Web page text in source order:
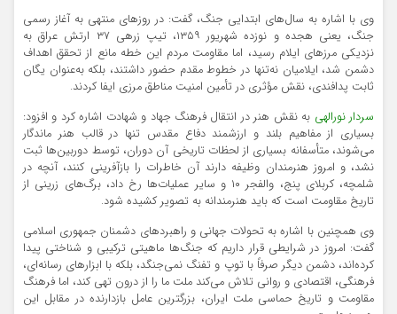
وی با اشاره به سال‌های ابتدایی جنگ، گفت: در روزهای منتهی به آغاز رسمی
جنگ، یعنی هجده و نوزده شهریور ۱۳۵۹، تیپ زرهی ۳۷ ارتش عراق به
نزدیکی مرزهای ایلام رسید، اما مقاومت مردم این خطه مانع از تحقق اهداف
دشمن شد، ایلامیان نه‌تنها در خطوط مقدم حضور داشتند، بلکه به‌عنوان یگان
ثابت پدافندی، نقش مؤثری در تأمین امنیت مناطق مرزی ایفا کردند.
سردار نورالهی به نقش هنر در انتقال فرهنگ جهاد و شهادت اشاره کرد و افزود:
بسیاری از مفاهیم بلند و ارزشمند دفاع مقدس تنها در قالب هنر ماندگار
می‌شوند، متأسفانه بسیاری از لحظات تاریخی آن دوران، توسط دوربین‌ها ثبت
نشد، و امروز هنرمندان وظیفه دارند آن خاطرات را بازآفرینی کنند، آنچه در
شلمچه، کربلای پنج، والفجر ۱۰ و سایر عملیات‌ها رخ داد، برگ‌های زرینی از
تاریخ مقاومت است که باید هنرمندانه به تصویر کشیده شود.
وی همچنین با اشاره به تحولات جهانی و راهبردهای دشمنان جمهوری اسلامی
گفت: امروز در شرایطی قرار داریم که جنگ‌ها ماهیتی ترکیبی و شناختی پیدا
کرده‌اند، دشمن دیگر صرفاً با توپ و تفنگ نمی‌جنگد، بلکه با ابزارهای رسانه‌ای،
فرهنگی، اقتصادی و روانی تلاش می‌کند ملت ما را از درون تهی کند، اما فرهنگ
مقاومت و تاریخ حماسی ملت ایران، بزرگترین عامل بازدارنده در مقابل این